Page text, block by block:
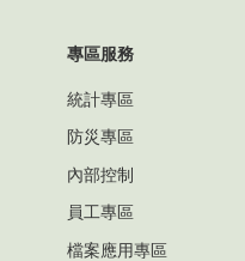
專區服務
統計專區
防災專區
內部控制
員工專區
檔案應用專區